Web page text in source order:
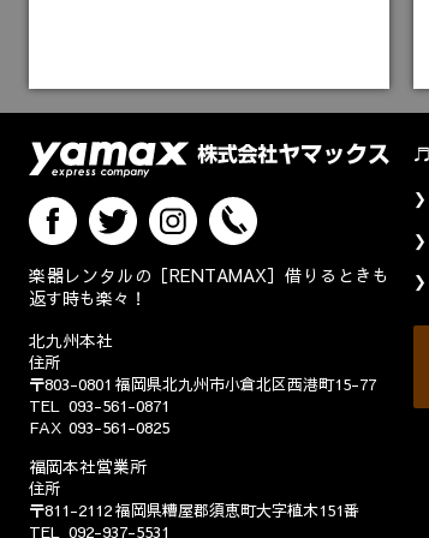
楽器レンタルの［RENTAMAX］借りるときも
返す時も楽々！
北九州本社
住所
〒803-0801 福岡県北九州市小倉北区西港町15-77
TEL
093-561-0871
FAX 093-561-0825
福岡本社営業所
住所
〒811-2112福岡県糟屋郡須恵町大字植木151番
TEL 092-937-5531